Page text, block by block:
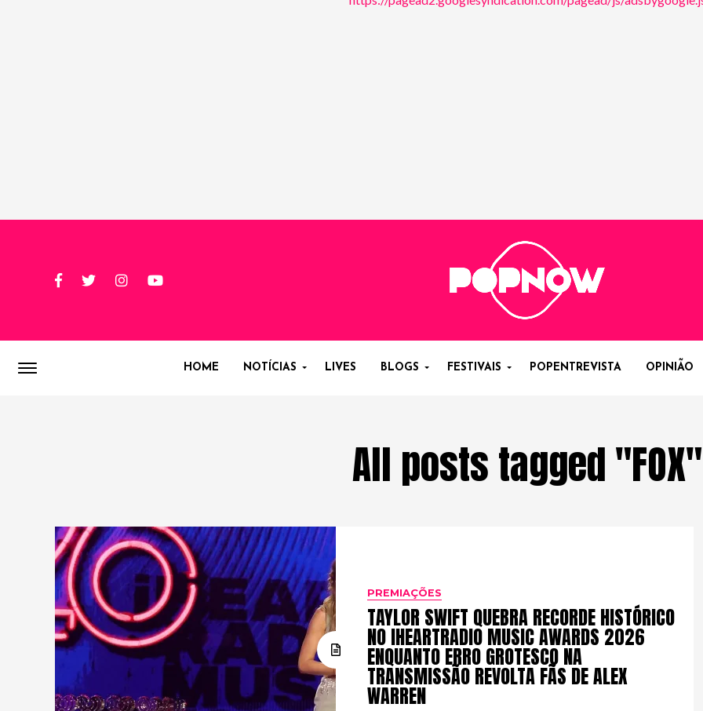
HOME NOTÍCIAS LIVES BLOGS FESTIVAIS POPENTREVISTA OPINIÃO
All posts tagged "FOX"
PREMIAÇÕES
TAYLOR SWIFT QUEBRA RECORDE HISTÓRICO
NO IHEARTRADIO MUSIC AWARDS 2026
ENQUANTO ERRO GROTESCO NA
TRANSMISSÃO REVOLTA FÃS DE ALEX
WARREN